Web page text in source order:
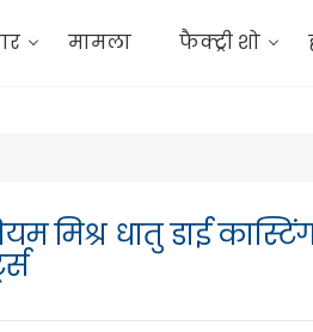
मामला फैक्ट्री शो
मिश्र धातु डाई